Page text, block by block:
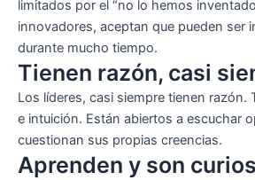
limitados por el “no lo hemos
innovadores, aceptan que pueden ser
durante mucho tiempo.
Tienen razón, casi
Los líderes, casi siempre tienen razón.
e intuición. Están abiertos a escuchar
cuestionan sus propias creencias.
Aprenden y son